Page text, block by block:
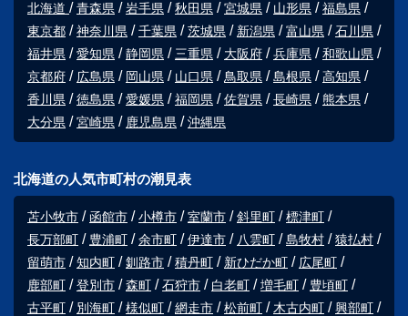
北海道 青森県 岩手県 秋田県 宮城県 山形県
福島県
東京都
神奈川県 千葉県 茨城県 新潟県 富山県
石川県
福井県
愛知県 静岡県 三重県 大阪府 兵庫県
和歌山県
京都府
広島県 岡山県 山口県 鳥取県 島根県
高知県
香川県
徳島県 愛媛県 福岡県 佐賀県 長崎県
熊本県
大分県
宮崎県 鹿児島県 沖縄県
北海道の人気市町村の潮見表
苫小牧市 函館市 小樽市 室蘭市 斜里町
標津町
長万部町
豊浦町 余市町 伊達市 八雲町 島牧村
猿払村
留萌市
知内町 釧路市 積丹町 新ひだか町
広尾町
鹿部町
登別市 森町 石狩市 白老町 増毛町
豊頃町
古平町
別海町 様似町 網走市 松前町 木古内町
興部町